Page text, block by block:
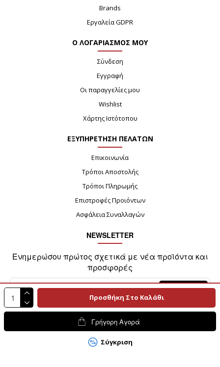
Προσθήκη Στο Καλάθι
Γρήγορη Αγορά
Σύγκριση
Brands
Εργαλεία GDPR
Ο ΛΟΓΑΡΙΑΣΜΟΣ ΜΟΥ
Σύνδεση
Εγγραφή
Οι παραγγελίες μου
Wishlist
Χάρτης Ιστότοπου
ΕΞΥΠΗΡΕΤΗΣΗ ΠΕΛΑΤΩΝ
Επικοινωνία
Τρόποι Αποστολής
Τρόποι Πληρωμής
Επιστροφές Προιόντων
Ασφάλεια Συναλλαγών
NEWSLETTER
Ενημερώσου πρώτος σχετικά με νέα προϊόντα και
προσφορές
Αποστολή